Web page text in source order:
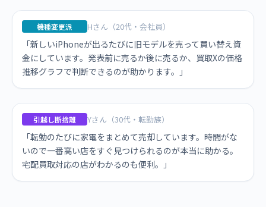
機種変更派 Hさん（20代・会社員）
「新しいiPhoneが出るたびに旧モデルを売って買い替え資
金にしています。発表前に売るか後に売るか、買取Xの価格
推移グラフで判断できるのが助かります。」
引越し断捨離 Yさん（30代・転勤族）
「転勤のたびに家電をまとめて売却しています。時間がな
いので一番高い店をすぐ見つけられるのが本当に助かる。
宅配買取対応の店がわかるのも便利。」